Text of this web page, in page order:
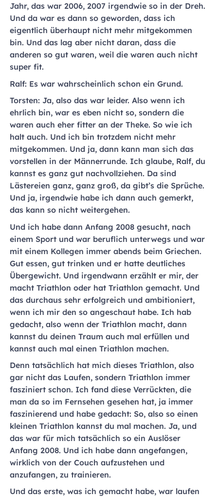
Jahr, das war 2006, 2007 irgendwie so in der Dreh.
Und da war es dann so geworden, dass ich
eigentlich überhaupt nicht mehr mitgekommen
bin. Und das lag aber nicht daran, dass die
anderen so gut waren, weil die waren auch nicht
super fit.
Ralf: Es war wahrscheinlich schon ein Grund.
Torsten: Ja, also das war leider. Also wenn ich
ehrlich bin, war es eben nicht so, sondern die
waren auch eher fitter an der Theke. So wie ich
halt auch. Und ich bin trotzdem nicht mehr
mitgekommen. Und ja, dann kann man sich das
vorstellen in der Männerrunde. Ich glaube, Ralf, du
kannst es ganz gut nachvollziehen. Da sind
Lästereien ganz, ganz groß, da gibt’s die Sprüche.
Und ja, irgendwie habe ich dann auch gemerkt,
das kann so nicht weitergehen.
Und ich habe dann Anfang 2008 gesucht, nach
einem Sport und war beruflich unterwegs und war
mit einem Kollegen immer abends beim Griechen.
Gut essen, gut trinken und er hatte deutliches
Übergewicht. Und irgendwann erzählt er mir, der
macht Triathlon oder hat Triathlon gemacht. Und
das durchaus sehr erfolgreich und ambitioniert,
wenn ich mir den so angeschaut habe. Ich hab
gedacht, also wenn der Triathlon macht, dann
kannst du deinen Traum auch mal erfüllen und
kannst auch mal einen Triathlon machen.
Denn tatsächlich hat mich dieses Triathlon, also
gar nicht das Laufen, sondern Triathlon immer
fasziniert schon. Ich fand diese Verrückten, die
man da so im Fernsehen gesehen hat, ja immer
faszinierend und habe gedacht: So, also so einen
kleinen Triathlon kannst du mal machen. Ja, und
das war für mich tatsächlich so ein Auslöser
Anfang 2008. Und ich habe dann angefangen,
wirklich von der Couch aufzustehen und
anzufangen, zu trainieren.
Und das erste, was ich gemacht habe, war laufen